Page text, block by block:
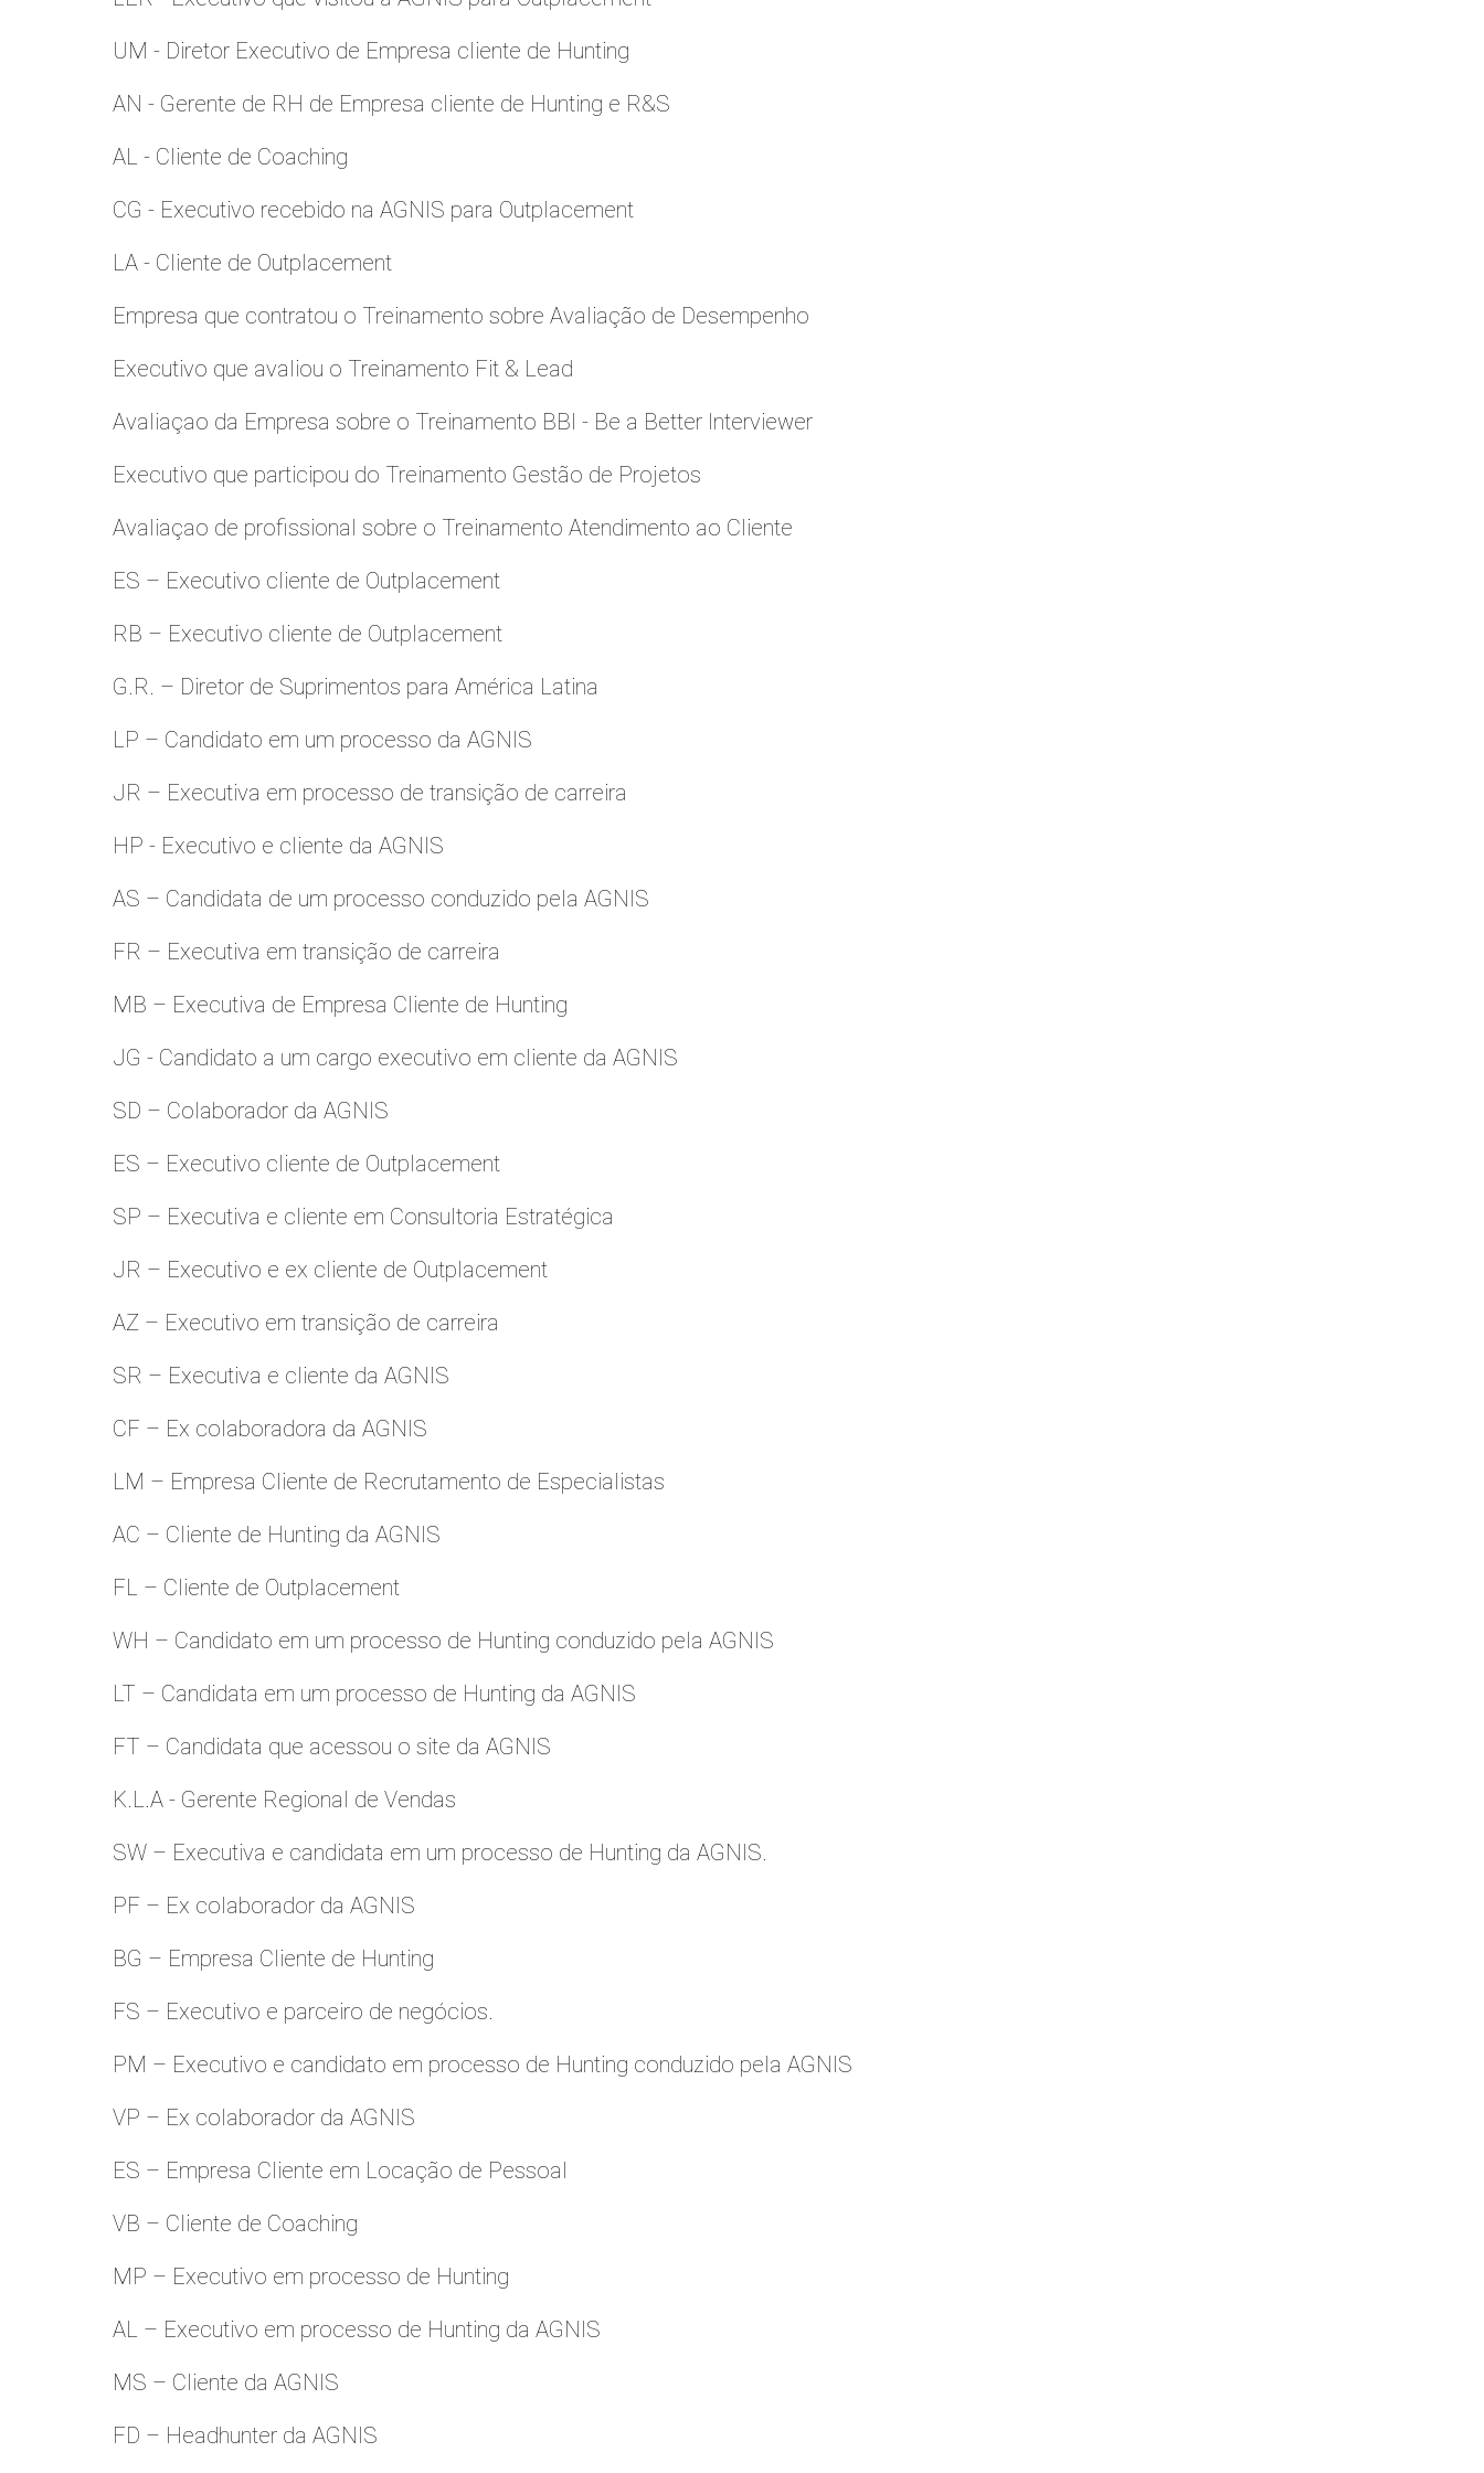
UM - Diretor Executivo de Empresa cliente de Hunting
AN - Gerente de RH de Empresa cliente de Hunting e R&S
AL - Cliente de Coaching
CG - Executivo recebido na AGNIS para Outplacement
LA - Cliente de Outplacement
Empresa que contratou o Treinamento sobre Avaliação de Desempenho
Executivo que avaliou o Treinamento Fit & Lead
Avaliaçao da Empresa sobre o Treinamento BBI - Be a Better Interviewer
Executivo que participou do Treinamento Gestão de Projetos
Avaliaçao de profissional sobre o Treinamento Atendimento ao Cliente
ES – Executivo cliente de Outplacement
RB – Executivo cliente de Outplacement
G.R. – Diretor de Suprimentos para América Latina
LP – Candidato em um processo da AGNIS
JR – Executiva em processo de transição de carreira
HP - Executivo e cliente da AGNIS
AS – Candidata de um processo conduzido pela AGNIS
FR – Executiva em transição de carreira
MB – Executiva de Empresa Cliente de Hunting
JG - Candidato a um cargo executivo em cliente da AGNIS
SD – Colaborador da AGNIS
ES – Executivo cliente de Outplacement
SP – Executiva e cliente em Consultoria Estratégica
JR – Executivo e ex cliente de Outplacement
AZ – Executivo em transição de carreira
SR – Executiva e cliente da AGNIS
CF – Ex colaboradora da AGNIS
LM – Empresa Cliente de Recrutamento de Especialistas
AC – Cliente de Hunting da AGNIS
FL – Cliente de Outplacement
WH – Candidato em um processo de Hunting conduzido pela AGNIS
LT – Candidata em um processo de Hunting da AGNIS
FT – Candidata que acessou o site da AGNIS
K.L.A - Gerente Regional de Vendas
SW – Executiva e candidata em um processo de Hunting da AGNIS.
PF – Ex colaborador da AGNIS
BG – Empresa Cliente de Hunting
FS – Executivo e parceiro de negócios.
PM – Executivo e candidato em processo de Hunting conduzido pela AGNIS
VP – Ex colaborador da AGNIS
ES – Empresa Cliente em Locação de Pessoal
VB – Cliente de Coaching
MP – Executivo em processo de Hunting
AL – Executivo em processo de Hunting da AGNIS
MS – Cliente da AGNIS
FD – Headhunter da AGNIS